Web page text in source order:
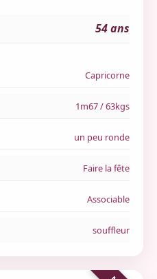
54 ans
Capricorne
1m67 / 63kgs
un peu ronde
Faire la fête
Associable
souffleur